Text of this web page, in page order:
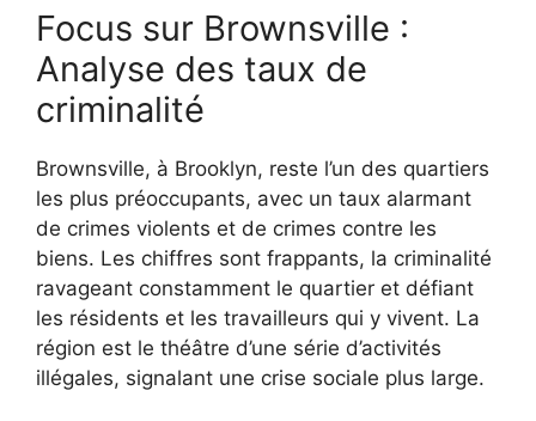
Focus sur Brownsville :
Analyse des taux de
criminalité
Brownsville, à Brooklyn, reste l’un des quartiers
les plus préoccupants, avec un taux alarmant
de crimes violents et de crimes contre les
biens. Les chiffres sont frappants, la criminalité
ravageant constamment le quartier et défiant
les résidents et les travailleurs qui y vivent. La
région est le théâtre d’une série d’activités
illégales, signalant une crise sociale plus large.